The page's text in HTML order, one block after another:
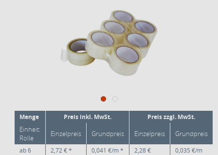
Menge Preis inkl. MwSt. Preis zzgl. MwSt.
Einheit:
Rolle
Einzelpreis Grundpreis Einzelpreis Grundpreis
ab6 2,72 € * 0,041 €/m * 2,28 €
0,035 €/m